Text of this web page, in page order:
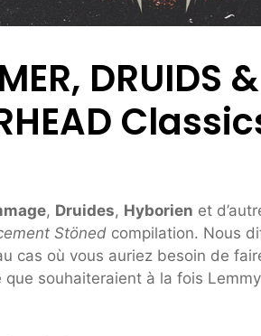
DRUIDS
, Druides, Hyborien et
Stöned compilation. Nous
cas où vous auriez besoin de
que souhaiteraient à la fois